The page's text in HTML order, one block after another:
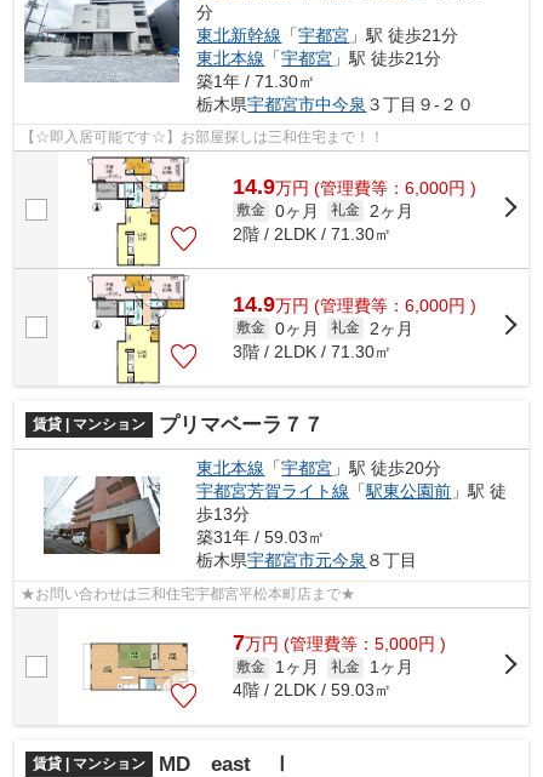
分
東北新幹線 「宇都宮 」駅 徒歩21分
東北本線 「宇都宮 」駅 徒歩21分
築1年 / 71.30㎡
栃木県宇都宮市中今泉 ３丁目９-２０
【☆即入居可能です☆】お部屋探しは三和住宅まで！！
14.9万円 (管理費等：6,000円 )
敷金 0ヶ月 礼金
2ヶ月
2階 / 2LDK / 71.30㎡
14.9万円 (管理費等：6,000円 )
敷金 0ヶ月 礼金
2ヶ月
3階 / 2LDK / 71.30㎡
賃貸 | マンション プリマベーラ７７
東北本線 「宇都宮 」駅 徒歩20分
宇都宮芳賀ライト線 「駅東公園前 」駅 徒
歩13分
築31年 / 59.03㎡
栃木県宇都宮市元今泉 ８丁目
★お問い合わせは三和住宅宇都宮平松本町店まで★
7万円 (管理費等：5,000円 )
敷金 1ヶ月 礼金
1ヶ月
4階 / 2LDK / 59.03㎡
賃貸 | マンション MD east Ⅰ